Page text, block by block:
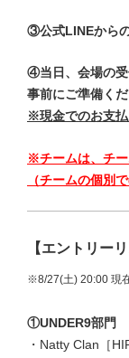
③公式LINEから
④当日、会場の受
事前にご準備く
※現金でのお支
※チームは、チ
（チームの個別
【エントリーリ
※8/27(土) 20:00 現
①UNDER9部門
・Natty Clan［